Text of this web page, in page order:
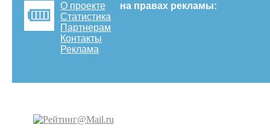
О проекте
Статистика
Партнерам
Контакты
Реклама
на правах рекламы: